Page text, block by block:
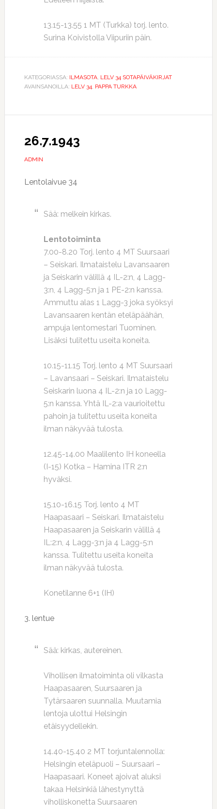
13.15-13.55 1 MT (Turkka) torj. lento.
Surina Koivistolla Viipuriin päin.
KATEGORIASSA: ILMASOTA, LELV 34 SOTAPÄIVÄKIRJAT
AVAINSANOILLA: LELV 34, PAPPA TURKKA
26.7.1943
ADMIN
Lentolaivue 34
Sää: melkein kirkas.
Lentotoiminta
7.00-8.20 Torj. lento 4 MT Suursaari
– Seiskari. Ilmataistelu Lavansaaren
ja Seiskarin välillä 4 IL-2:n, 4 Lagg-
3:n, 4 Lagg-5:n ja 1 PE-2:n kanssa.
Ammuttu alas 1 Lagg-3 joka syöksyi
Lavansaaren kentän eteläpäähän,
ampuja lentomestari Tuominen.
Lisäksi tulitettu useita koneita.
10.15-11.15 Torj. lento 4 MT Suursaari
– Lavansaari – Seiskari. Ilmataistelu
Seiskarin luona 4 IL-2:n ja 10 Lagg-
5:n kanssa. Yhtä IL-2:a vaurioitettu
pahoin ja tulitettu useita koneita
ilman näkyvää tulosta.
12.45-14.00 Maalilento IH koneella
(I-15) Kotka – Hamina ITR 2:n
hyväksi.
15.10-16.15 Torj. lento 4 MT
Haapasaari – Seiskari. Ilmataistelu
Haapasaaren ja Seiskarin välillä 4
IL:2:n, 4 Lagg-3:n ja 4 Lagg-5:n
kanssa. Tulitettu useita koneita
ilman näkyvää tulosta.
Konetilanne 6+1 (IH)
3. lentue
Sää: kirkas, autereinen.
Vihollisen ilmatoiminta oli vilkasta
Haapasaaren, Suursaaren ja
Tytärsaaren suunnalla. Muutamia
lentoja ulottui Helsingin
etäisyydellekin.
14.40-15.40 2 MT torjuntalennolla:
Helsingin eteläpuoli – Suursaari –
Haapasaari. Koneet ajoivat aluksi
takaa Helsinkiä lähestynyttä
viholliskonetta Suursaaren